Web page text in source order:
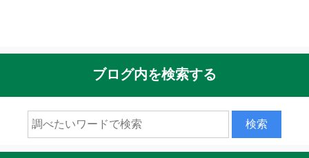
ブログ内を検索する